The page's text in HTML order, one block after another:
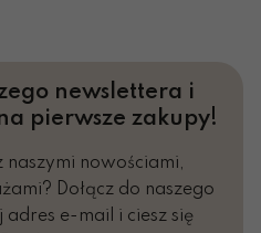
newslettera i
pierwsze zakupy!
naszymi nowościami,
Dołącz do naszego
e-mail i ciesz się